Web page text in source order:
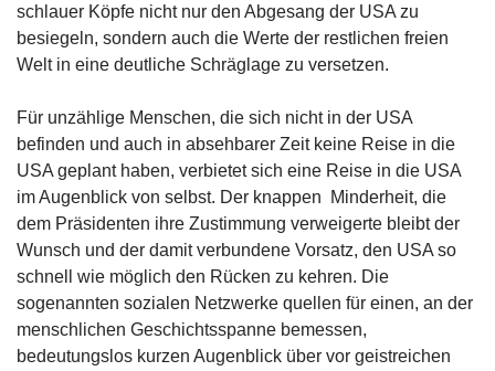
schlauer Köpfe nicht nur den Abgesang der USA zu
besiegeln, sondern auch die Werte der restlichen freien
Welt in eine deutliche Schräglage zu versetzen.
Für unzählige Menschen, die sich nicht in der USA
befinden und auch in absehbarer Zeit keine Reise in die
USA geplant haben, verbietet sich eine Reise in die USA
im Augenblick von selbst. Der knappen Minderheit, die
dem Präsidenten ihre Zustimmung verweigerte bleibt der
Wunsch und der damit verbundene Vorsatz, den USA so
schnell wie möglich den Rücken zu kehren. Die
sogenannten sozialen Netzwerke quellen für einen, an der
menschlichen Geschichtsspanne bemessen,
bedeutungslos kurzen Augenblick über vor geistreichen